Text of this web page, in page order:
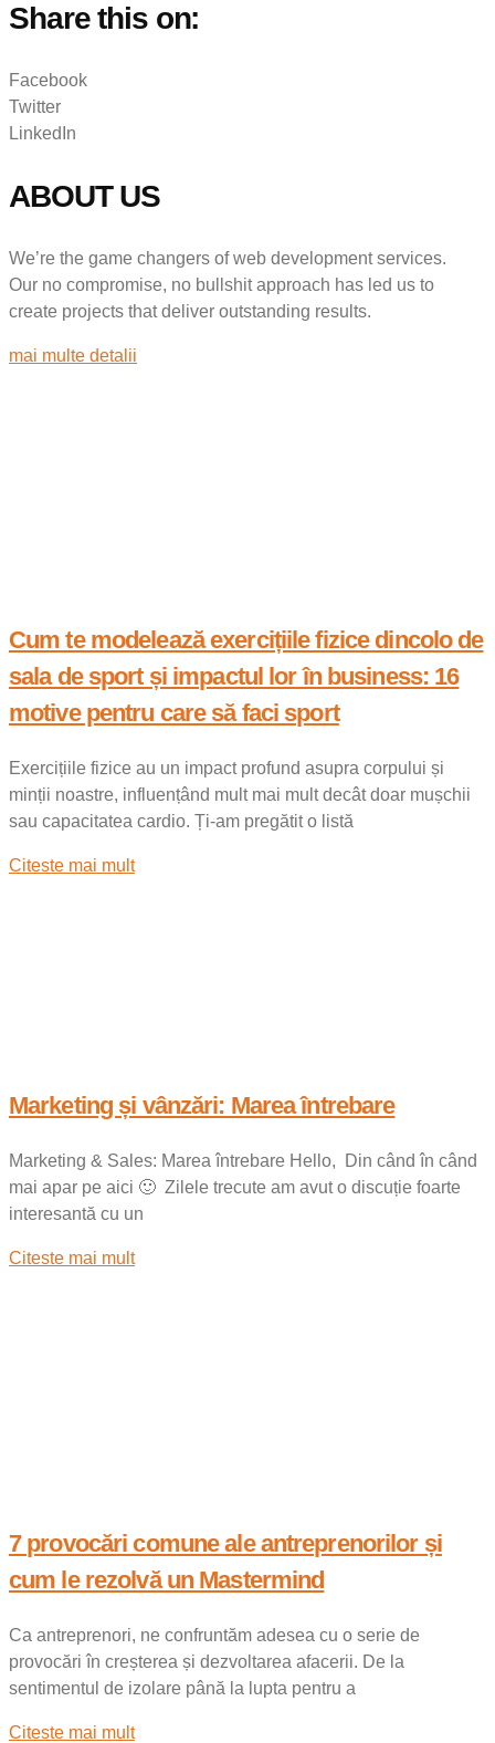
Share this on:
Facebook
Twitter
LinkedIn
ABOUT US
We’re the game changers of web development services.
Our no compromise, no bullshit approach has led us to
create projects that deliver outstanding results.
mai multe detalii
Cum te modelează exercițiile fizice dincolo de
sala de sport și impactul lor în business: 16
motive pentru care să faci sport
Exercițiile fizice au un impact profund asupra corpului și
minții noastre, influențând mult mai mult decât doar mușchii
sau capacitatea cardio. Ți-am pregătit o listă
Citeste mai mult
Marketing și vânzări: Marea întrebare
Marketing & Sales: Marea întrebare Hello, Din când în când
mai apar pe aici 🙂 Zilele trecute am avut o discuție foarte
interesantă cu un
Citeste mai mult
7 provocări comune ale antreprenorilor și
cum le rezolvă un Mastermind
Ca antreprenori, ne confruntăm adesea cu o serie de
provocări în creșterea și dezvoltarea afacerii. De la
sentimentul de izolare până la lupta pentru a
Citeste mai mult